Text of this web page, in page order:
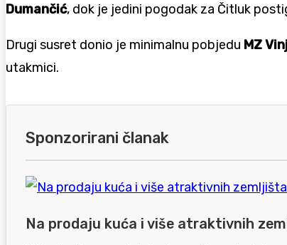
Dumančić, dok je jedini pogodak za Čitluk
Drugi susret donio je minimalnu pobjedu MZ
utakmici.
Sponzorirani članak
Na prodaju kuća i više atraktivnih